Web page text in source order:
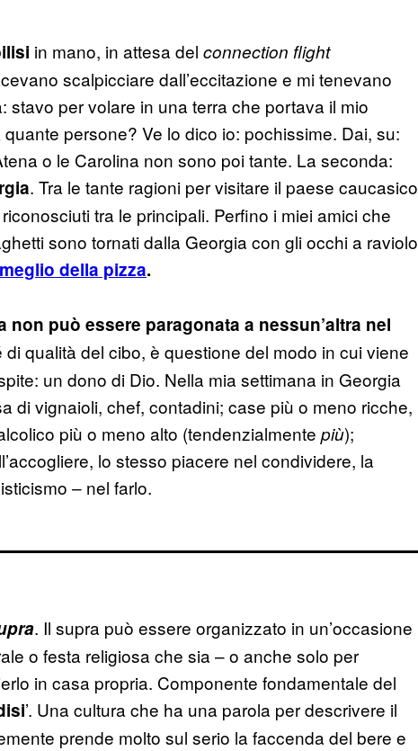
in mano, in attesa del connection flight
scalpicciare dall’eccitazione e mi tenevano
stavo per volare in una terra che portava il mio
persone? Ve lo dico io: pochissime. Dai, su:
o le Carolina non sono poi tante. La seconda:
. Tra le tante ragioni per visitare il paese caucasico
tra le principali. Perfino i miei amici che
sono tornati dalla Georgia con gli occhi a raviolo
della pizza.
non può essere paragonata a nessun’altra nel
qualità del cibo, è questione del modo in cui viene
un dono di Dio. Nella mia settimana in Georgia
di vignaioli, chef, contadini; case più o meno ricche,
più o meno alto (tendenzialmente più);
lo stesso piacere nel condividere, la
– nel farlo.
. Il supra può essere organizzato in un’occasione
o festa religiosa che sia – o anche solo per
in casa propria. Componente fondamentale del
’. Una cultura che ha una parola per descrivere il
prende molto sul serio la faccenda del bere e